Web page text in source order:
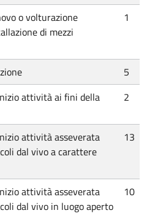
o volturazione
di mezzi
1
5
attività ai fini della
2
attività asseverata
dal vivo a carattere
13
attività asseverata
dal vivo in luogo aperto
10